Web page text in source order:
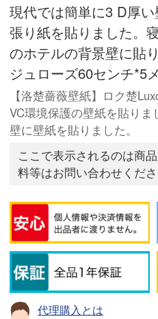
現代では簡単に3 D厚
張り紙を貼りました。
のホテルの背景壁に貼
ジュローズ60センチ*5
【洛楚薔薇壁紙】ロク楚
VC環境保護の壁紙を貼り
壁に壁紙を貼りました。
ここで表示されるのは商
料等はお問い合わせくだ
代理購入とは